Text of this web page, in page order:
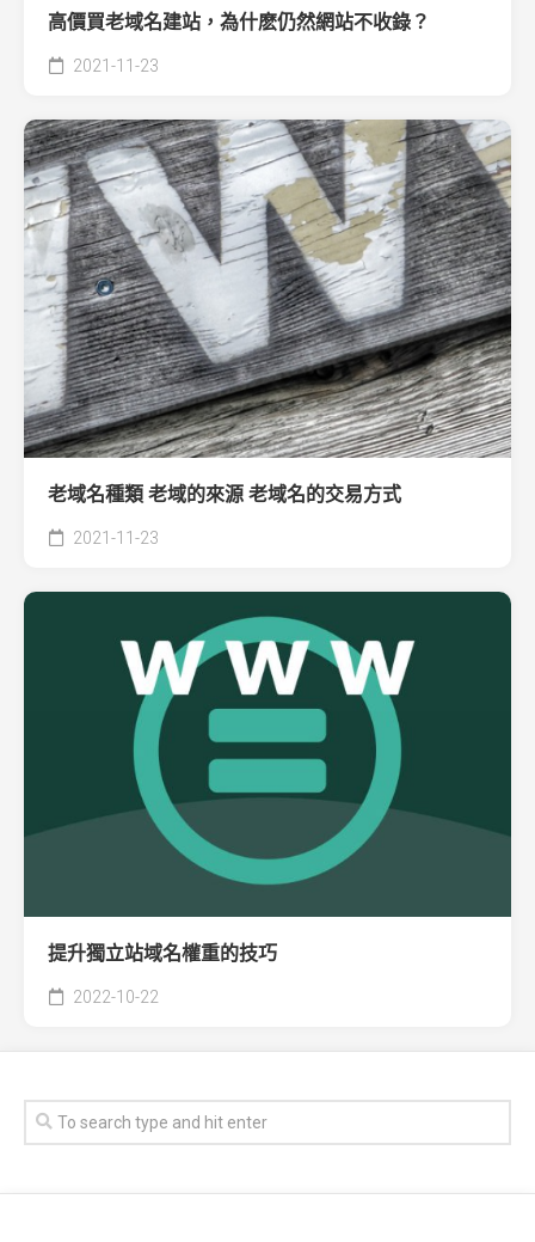
高價買老域名建站，為什麽仍然網站不收錄？
2021-11-23
老域名種類 老域的來源 老域名的交易方式
2021-11-23
提升獨立站域名權重的技巧
2022-10-22